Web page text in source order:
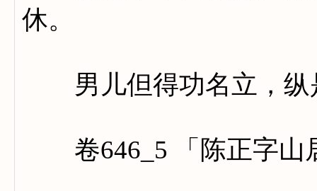
休。
男儿但得功名立，纵
卷646_5 「陈正字山